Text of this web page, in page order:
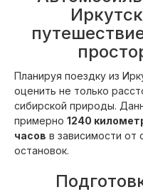
Планируя поездку из
оценить не только
сибирской природы.
примерно 1240
часов в зависимости от
остановок.